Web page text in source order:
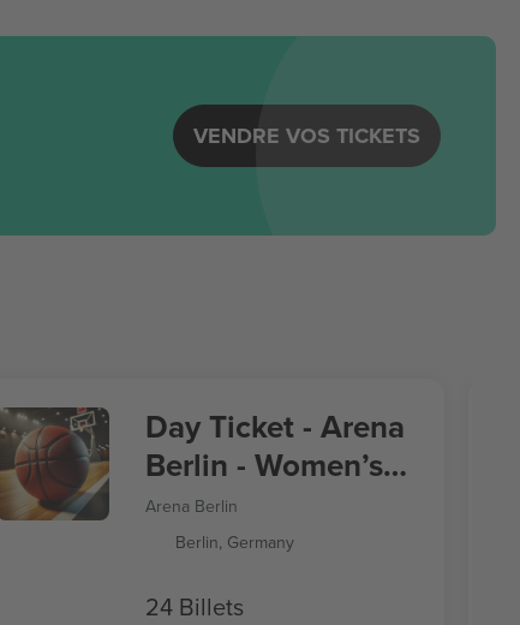
VENDRE VOS TICKETS
Day Ticket - Arena
Berlin - Women’s
Basketball World
Cup
Arena Berlin
Berlin, Germany
24 Billets